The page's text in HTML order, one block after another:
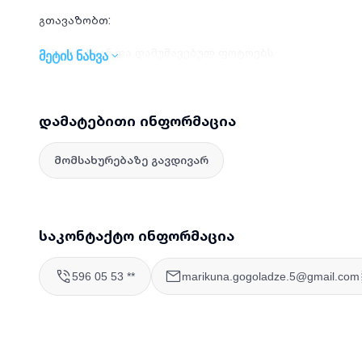
გთავაზობთ:
✔ ხარისხიან და დამუშავებულ ფოტოებს
✔ კომფორტულ და მეგობრულ გარემოს გადაღების
მეტის ნახვა
დამატებითი ინფორმაცია
მომსახურებაზე გავდივარ
საკონტაქტო ინფორმაცია
596 05 53 ** marikuna.gogoladze.5@gmail.com